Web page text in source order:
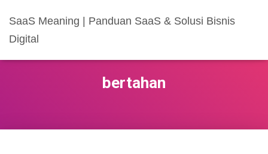
SaaS Meaning | Panduan SaaS & Solusi Bisnis
Digital
bertahan